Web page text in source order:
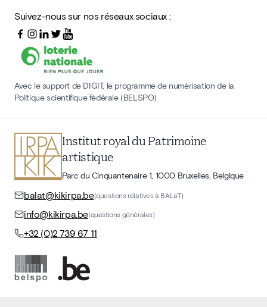
Suivez-nous sur nos réseaux sociaux :
Avec le support de DIGIT, le programme de numérisation de la
Politique scientifique fédérale (BELSPO)
Institut royal du Patrimoine
artistique
Parc du Cinquantenaire 1, 1000 Bruxelles, Belgique
balat@kikirpa.be(questions relatives à BALaT)
info@kikirpa.be(questions générales)
+32 (0)2 739 67 11